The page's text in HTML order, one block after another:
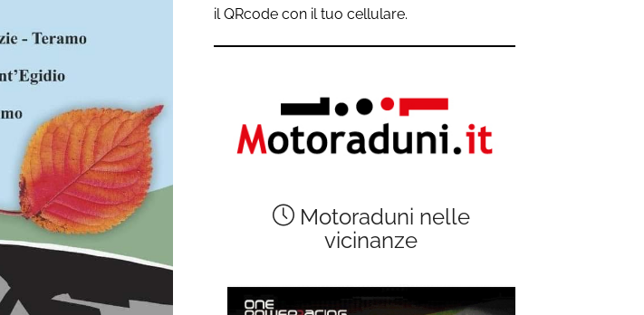
il QRcode con il tuo cellulare.
Motoraduni nelle
vicinanze